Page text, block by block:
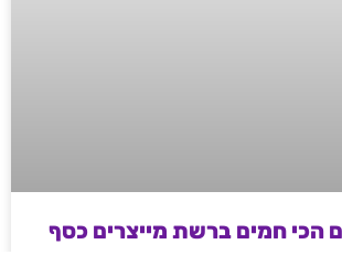
הכי חמים ברשת מייצרים כסף